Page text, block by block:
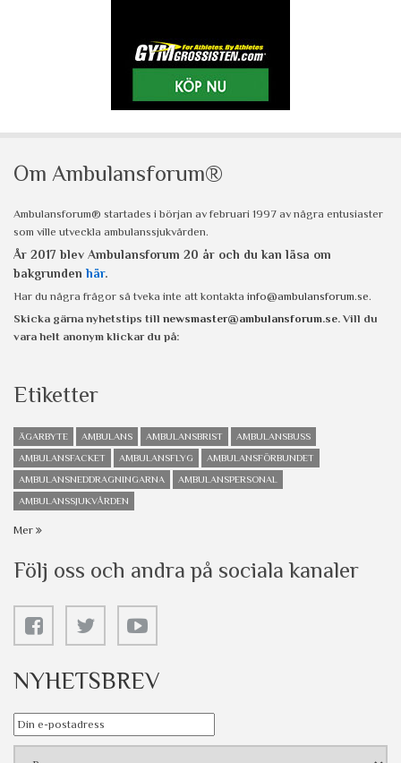
Om Ambulansforum®
Ambulansforum® startades i början av februari 1997 av några entusiaster
som ville utveckla ambulanssjukvården.
År 2017 blev Ambulansforum 20 år och du kan läsa om
bakgrunden här.
Har du några frågor så tveka inte att kontakta info@ambulansforum.se.
Skicka gärna nyhetstips till newsmaster@ambulansforum.se. Vill du
vara helt anonym klickar du på:
Etiketter
ÄGARBYTE AMBULANS AMBULANSBRIST
AMBULANSBUSS
AMBULANSFACKET
AMBULANSFLYG
AMBULANSFÖRBUNDET
AMBULANSNEDDRAGNINGARNA
AMBULANSPERSONAL
AMBULANSSJUKVÅRDEN
Mer
Följ oss och andra på sociala kanaler
NYHETSBREV